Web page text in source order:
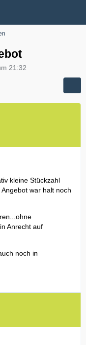
21:32
kleine Stückzahl
war halt noch
Anrecht auf
noch in